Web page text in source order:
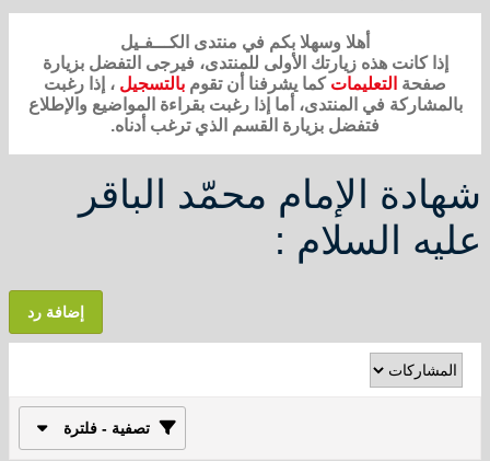
أهلا وسهلا بكم في منتدى الكـــفـيل
إذا كانت هذه زيارتك الأولى للمنتدى، فيرجى التفضل بزيارة
صفحة التعليمات كما يشرفنا أن تقوم بالتسجيل ، إذا رغبت
بالمشاركة في المنتدى، أما إذا رغبت بقراءة المواضيع والإطلاع
فتفضل بزيارة القسم الذي ترغب أدناه.
شهادة الإمام محمّد الباقر
عليه السلام :
إضافة رد
تصفية - فلترة